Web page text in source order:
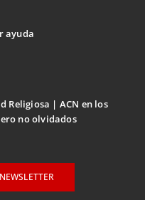
ayuda
Religiosa
ACN en los
no olvidados